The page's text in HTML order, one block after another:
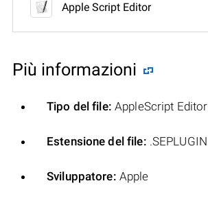
Apple Script Editor
Più informazioni
Tipo del file: AppleScript
Estensione del file: .SEPLUGIN
Sviluppatore: Apple